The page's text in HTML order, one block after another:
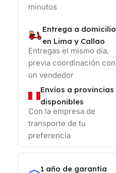
minutos
Entrega a domicilio
en Lima y Callao
Entregas el mismo día,
previa coordinación con
un vendedor
Envíos a provincias
disponibles
Con la empresa de
transporte de tu
preferencia
1 año de garantía